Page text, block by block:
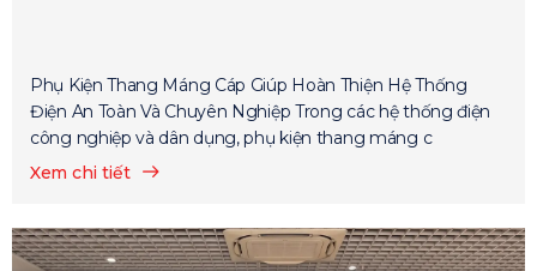
Phụ Kiện Thang Máng Cáp Giúp Hoàn Thiện Hệ Thống
Điện An Toàn Và Chuyên Nghiệp Trong các hệ thống điện
công nghiệp và dân dụng, phụ kiện thang máng c
Xem chi tiết